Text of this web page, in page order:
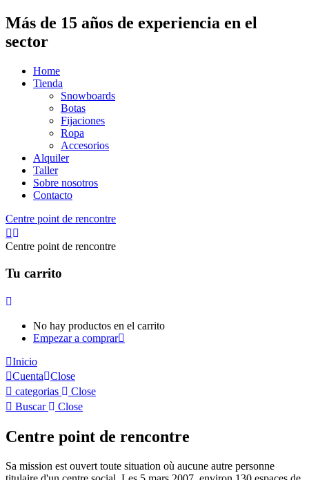
Más de 15 años de experiencia en el
sector
Home
Tienda
Snowboards
Botas
Fijaciones
Ropa
Accesorios
Alquiler
Taller
Sobre nosotros
Contacto
Centre point de rencontre
Centre point de rencontre
Tu carrito
No hay productos en el carrito
Empezar a comprar
Inicio
Cuenta
Close
categorias
Close
Buscar
Close
Centre point de rencontre
Sa mission est ouvert toute situation où aucune autre personne